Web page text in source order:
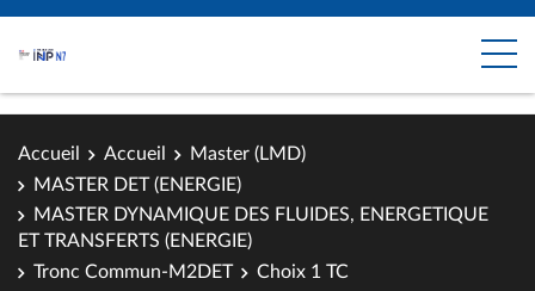
Accueil Accueil
Master (LMD)
MASTER DET (ENERGIE)
MASTER DYNAMIQUE DES FLUIDES, ENERGETIQUE
ET TRANSFERTS (ENERGIE)
Tronc Commun-M2DET
Choix 1 TC